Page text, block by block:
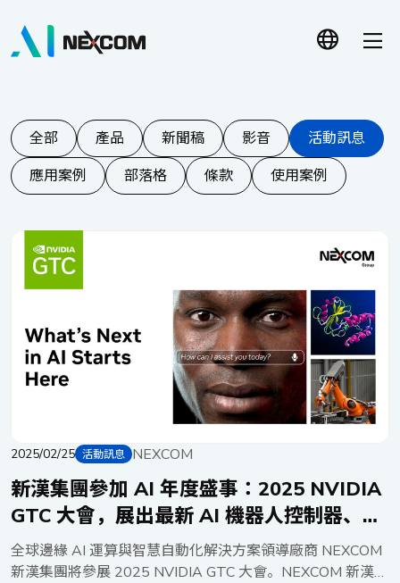
全部 產品 新聞稿 影音
活動訊息
應用案例
部落格 條款 使用案例
2025/02/25 活動訊息 NEXCOM
新漢集團參加 AI 年度盛事：2025 NVIDIA
GTC 大會，展出最新 AI 機器人控制器、智
慧車載解決方案
全球邊緣 AI 運算與智慧自動化解決方案領導廠商 NEXCOM
新漢集團將參展 2025 NVIDIA GTC 大會。NEXCOM 新漢將